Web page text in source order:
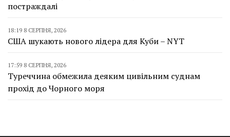
постраждалі
18:19 8 СЕРПНЯ, 2026
США шукають нового лідера для Куби – NYT
17:59 8 СЕРПНЯ, 2026
Туреччина обмежила деяким цивільним суднам
прохід до Чорного моря